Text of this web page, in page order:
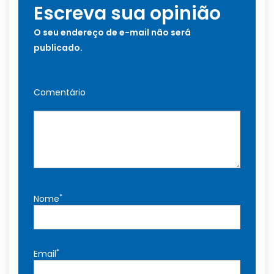
Escreva sua opinião
O seu endereço de e-mail não será
publicado.
Comentário
Nome*
Email*